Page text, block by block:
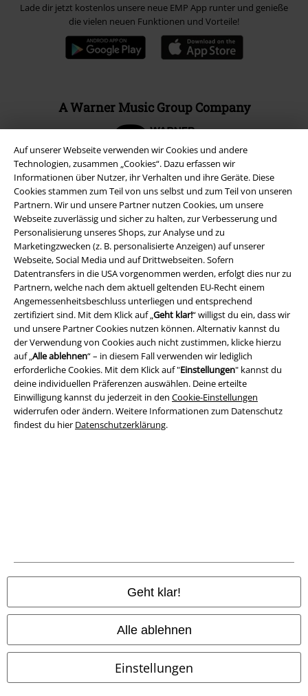
Auf unserer Webseite verwenden wir Cookies und andere
Technologien, zusammen „Cookies“. Dazu erfassen wir
Informationen über Nutzer, ihr Verhalten und ihre Geräte. Diese
Cookies stammen zum Teil von uns selbst und zum Teil von unseren
Partnern. Wir und unsere Partner nutzen Cookies, um unsere
Webseite zuverlässig und sicher zu halten, zur Verbesserung und
Personalisierung unseres Shops, zur Analyse und zu
Marketingzwecken (z. B. personalisierte Anzeigen) auf unserer
Webseite, Social Media und auf Drittwebseiten. Sofern
Datentransfers in die USA vorgenommen werden, erfolgt dies nur zu
Partnern, welche nach dem aktuell geltenden EU-Recht einem
Angemessenheitsbeschluss unterliegen und entsprechend
zertifiziert sind. Mit dem Klick auf „Geht klar!“ willigst du ein, dass wir
und unsere Partner Cookies nutzen können. Alternativ kannst du
der Verwendung von Cookies auch nicht zustimmen, klicke hierzu
auf „Alle ablehnen“ – in diesem Fall verwenden wir lediglich
erforderliche Cookies. Mit dem Klick auf "Einstellungen" kannst du
deine individuellen Präferenzen auswählen. Deine erteilte
Einwilligung kannst du jederzeit in den Cookie-Einstellungen
widerrufen oder ändern. Weitere Informationen zum Datenschutz
findest du hier Datenschutzerklärung.
Geht klar!
Alle ablehnen
Einstellungen
Lade dir jetzt kostenlos unsere neue EMP App runter und genieße
die vielen neuen Funktionen und Vorteile!
A Warner Music Group Company
Rechtliches
AGB
Impressum
Datenschutz
Entsorgung und Umweltschutz
Alle Preise inkl. gesetzlicher Mehrwertsteuer, zzgl.Versandkosten
© 1986-2026 E.M.P. Merchandising HGmbH
EMP Online Shops